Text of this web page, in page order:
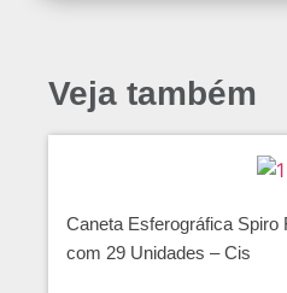
Veja também
Caneta Esferográfica
com 29 Unidades – Cis